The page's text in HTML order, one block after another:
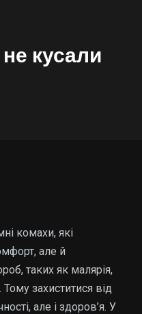
кусали
комахи, які
але й
таких як малярія,
Тому захиститися від
але і здоров’я. У